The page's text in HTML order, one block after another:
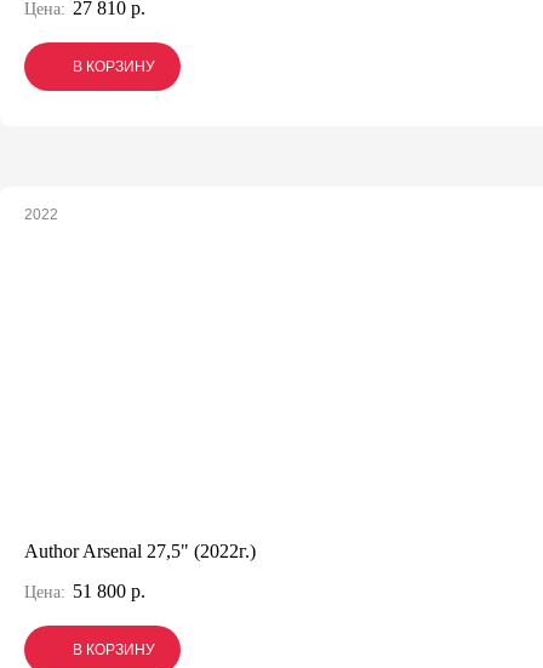
Цена: 27 810 р.
В КОРЗИНУ
В КОРЗИНУ
В КОРЗИНУ
2022
Author Arsenal 27,5" (2022г.)
Цена: 51 800 р.
В КОРЗИНУ
В КОРЗИНУ
В КОРЗИНУ